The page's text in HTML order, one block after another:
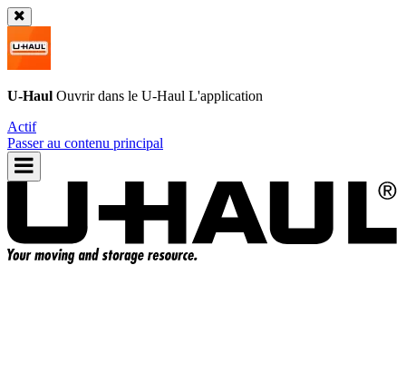
U-Haul Ouvrir dans le U-Haul L'application
Actif
Passer au contenu principal